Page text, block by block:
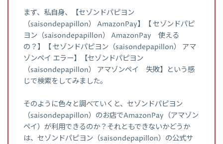
まず、私自身、【セゾンドパピヨン
（saisondepapillon） AmazonPay】【 セゾンドパピ
ヨン（saisondepapillon） AmazonPay 使える
の？】【 セゾンドパピヨン（saisondepapillon） アマ
ゾンペイ エラー】【セゾンドパピヨン
（saisondepapillon） アマゾンペイ 失敗】という感
じで検索をしてみました。
そのように色々と調べていくと、セゾンドパピヨン
（saisondepapillon）のお店でAmazonPay（アマゾン
ペイ）が利用できるのか？それともできないかどうか
は、セゾンドパピヨン（saisondepapillon）の公式サ